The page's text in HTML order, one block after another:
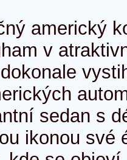
americký
v
sedan s
ikonou své